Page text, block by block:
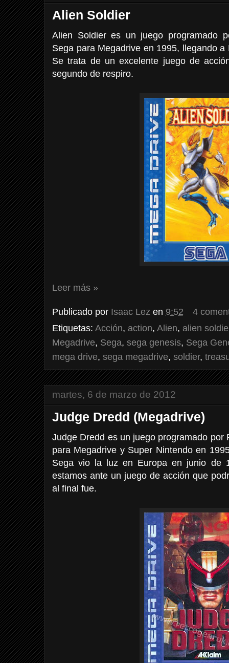
Alien Soldier
Alien Soldier es un juego programado
Sega para Megadrive en 1995, llegando
Se trata de un excelente juego de
segundo de respiro.
Leer más »
Publicado por Isaac Lez en 9:52
4
Etiquetas: Acción, action, Alien, alien
Megadrive, Sega, sega genesis, Sega
mega drive, sega megadrive, soldier,
martes, 6 de marzo de 2012
Judge Dredd (Megadrive)
Judge Dredd es un juego programado por
para Megadrive y Super Nintendo en
Sega vio la luz en Europa en junio de
estamos ante un juego de acción que
al final fue.